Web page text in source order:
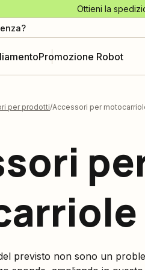
Ottieni la
Promozione Robot
per prodotti Accessori per
previsto non sono un